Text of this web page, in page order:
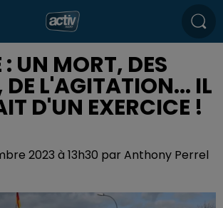
UN MORT, DES
DE L'AGITATION... IL
D'UN EXERCICE !
2023 à 13h30 par Anthony Perrel